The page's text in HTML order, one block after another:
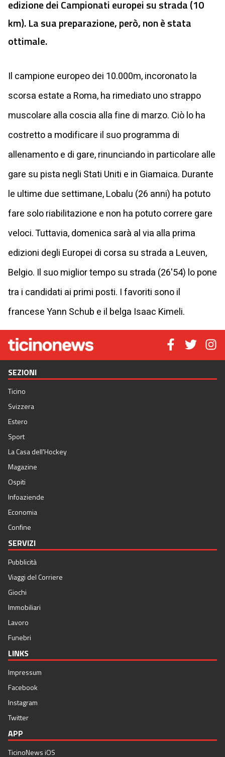
edizione dei Campionati europei su strada (10
km). La sua preparazione, però, non è stata
ottimale.
Il campione europeo dei 10.000m, incoronato la
scorsa estate a Roma, ha rimediato uno strappo
muscolare alla coscia alla fine di marzo. Ciò lo ha
costretto a modificare il suo programma di
allenamento e di gare, rinunciando in particolare alle
gare su pista negli Stati Uniti e in Giamaica. Durante
le ultime due settimane, Lobalu (26 anni) ha potuto
fare solo riabilitazione e non ha potuto correre gare
veloci. Tuttavia, domenica sarà al via alla prima
edizioni degli Europei di corsa su strada a Leuven,
Belgio. Il suo miglior tempo su strada (26'54) lo pone
tra i candidati ai primi posti. I favoriti sono il
francese Yann Schub e il belga Isaac Kimeli.
SEZIONI
Ticino
Svizzera
Estero
Sport
La Casa dell'Hockey
Magazine
Ospiti
Infoaziende
Economia
Confine
SERVIZI
Pubblicità
Viaggi del Corriere
Giochi
Immobiliari
Lavoro
Funebri
LINKS
Impressum
Facebook
Instagram
Twitter
APP
TicinoNews iOS